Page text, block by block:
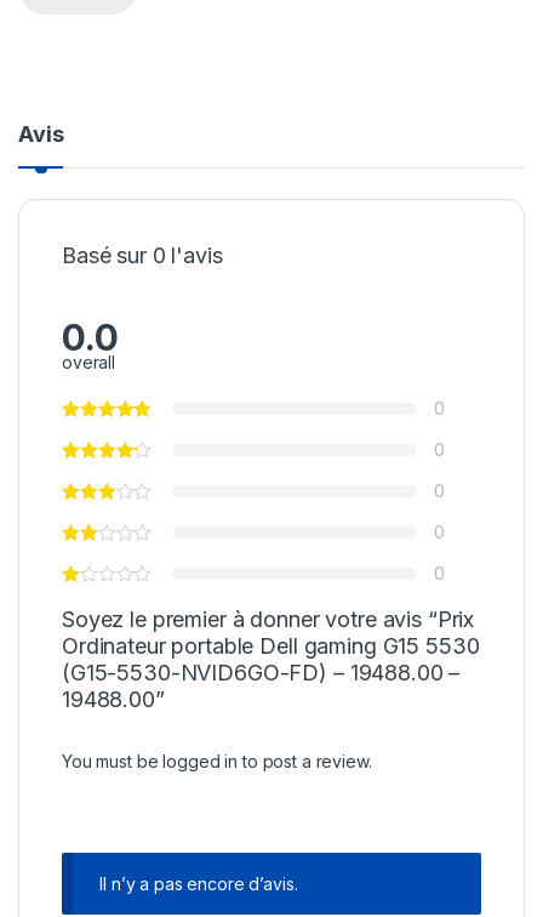
Avis
Basé sur 0 l'avis
0.0
overall
0
0
0
0
0
Soyez le premier à donner votre avis “Prix
Ordinateur portable Dell gaming G15 5530
(G15-5530-NVID6GO-FD) – 19488.00 –
19488.00”
You must belogged in to post a review.
Il n’y a pas encore d’avis.